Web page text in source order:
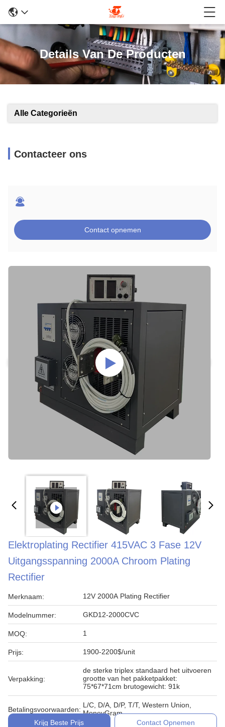
Details Van De Producten
Alle Categorieën
Contacteer ons
Contact opnemen
Elektroplating Rectifier 415VAC 3 Fase 12V
Uitgangsspanning 2000A Chroom Plating
Rectifier
Merknaam: 12V 2000A Plating Rectifier
Modelnummer: GKD12-2000CVC
MOQ: 1
Prijs: 1900-2200$/unit
Verpakking:
de sterke triplex standaard het uitvoeren
grootte van het pakketpakket:
75*67*71cm brutogewicht: 91k
Betalingsvoorwaarden:
L/C, D/A, D/P, T/T, Western Union,
MoneyGram
Krijg Beste Prijs
Contact Opnemen